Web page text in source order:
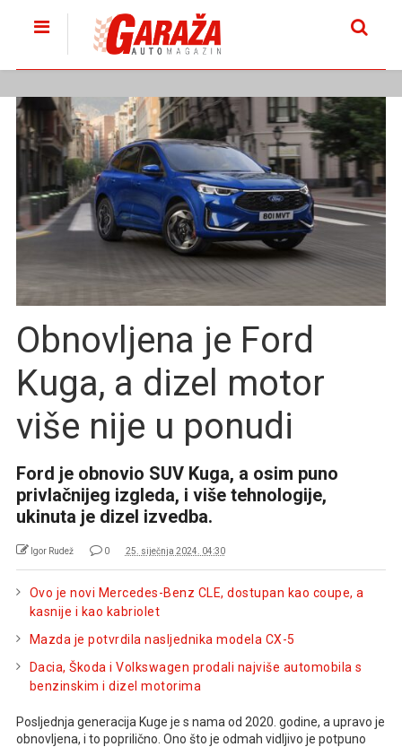
Obnovljena je Ford
Kuga, a dizel motor
više nije u ponudi
Ford je obnovio SUV Kuga, a osim puno
privlačnijeg izgleda, i više tehnologije,
ukinuta je dizel izvedba.
Igor Rudež 0 25. siječnja 2024. 04:30
Ovo je novi Mercedes-Benz CLE, dostupan kao coupe, a
kasnije i kao kabriolet
Mazda je potvrdila nasljednika modela CX-5
Dacia, Škoda i Volkswagen prodali najviše automobila s
benzinskim i dizel motorima
Posljednja generacija Kuge je s nama od 2020. godine, a upravo je
obnovljena, i to poprilično. Ono što je odmah vidljivo je potpuno